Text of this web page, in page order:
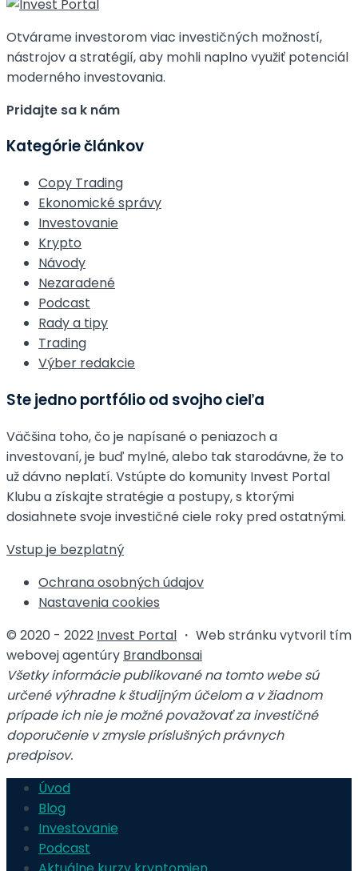
Otvárame investorom viac investičných možností,
nástrojov a stratégií, aby mohli naplno využiť potenciál
moderného investovania.
Pridajte sa k nám
Kategórie článkov
Copy Trading
Ekonomické správy
Investovanie
Krypto
Návody
Nezaradené
Podcast
Rady a tipy
Trading
Výber redakcie
Ste jedno portfólio od svojho cieľa
Väčšina toho, čo je napísané o peniazoch a
investovaní, je buď mylné, alebo tak starodávne, že to
už dávno neplatí. Vstúpte do komunity Invest Portal
Klubu a získajte stratégie a postupy, s ktorými
dosiahnete svoje investičné ciele roky pred ostatnými.
Vstup je bezplatný
Ochrana osobných údajov
Nastavenia cookies
© 2020 - 2022 Invest Portal ・ Web stránku vytvoril tím
webovej agentúry Brandbonsai
Všetky informácie publikované na tomto webe sú
určené výhradne k študijným účelom a v žiadnom
prípade ich nie je možné považovať za investičné
doporučenie v zmysle príslušných právnych
predpisov.
Úvod
Blog
Investovanie
Podcast